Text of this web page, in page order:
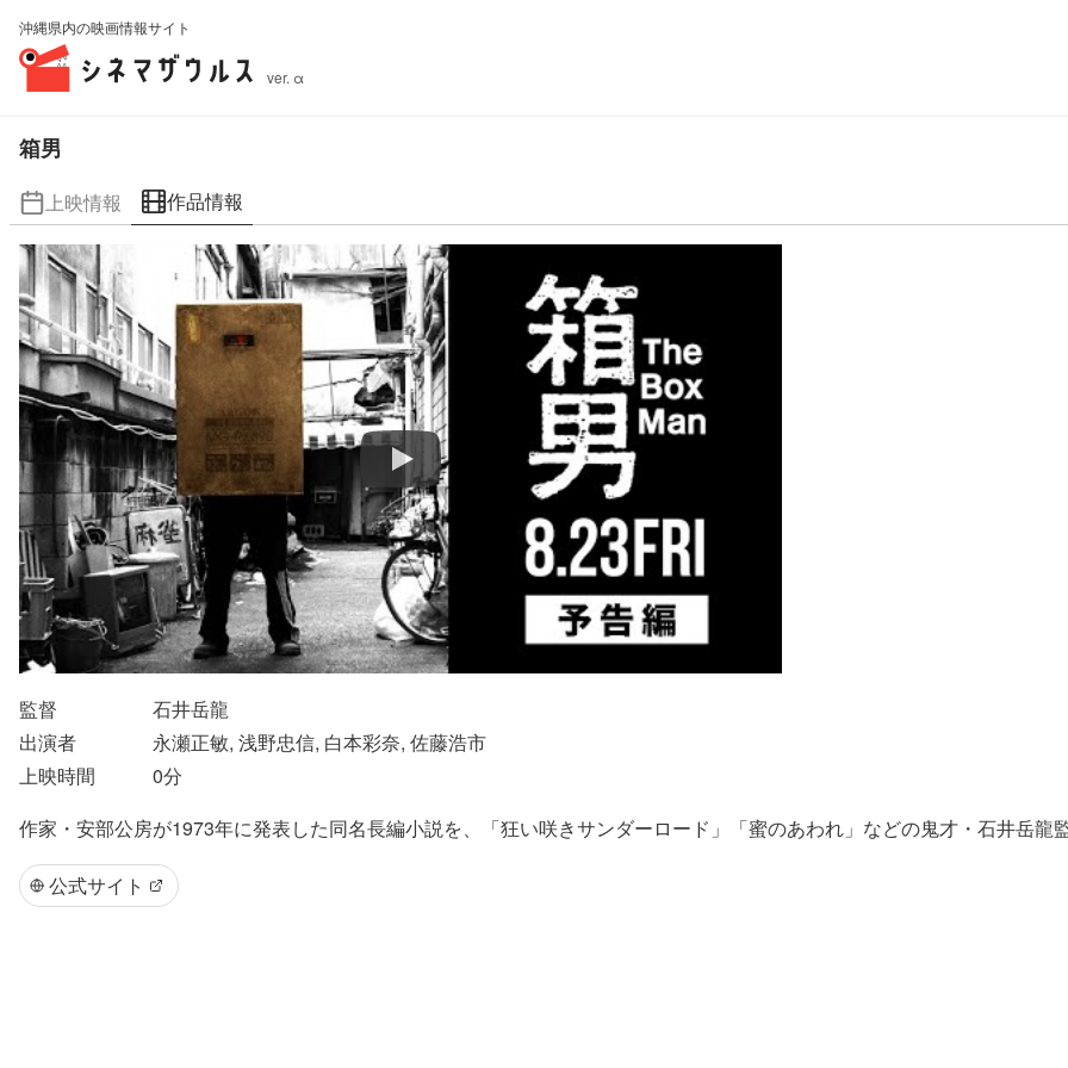
沖縄県内の映画情報サイト
ver. α
箱男
上映情報 作品情報
監督
石井岳龍
出演者
永瀬正敏, 浅野忠信, 白本彩奈, 佐藤浩市
上映時間
0分
作家・安部公房が1973年に発表した同名長編小説を、「狂い咲きサンダーロード」「蜜のあわれ」などの鬼才・石井岳龍
公式サイト